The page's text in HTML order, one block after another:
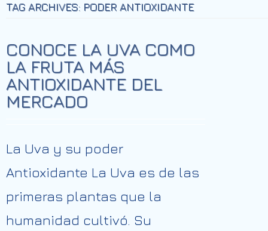
TAG ARCHIVES: PODER ANTIOXIDANTE
CONOCE LA UVA COMO
LA FRUTA MÁS
ANTIOXIDANTE DEL
MERCADO
La Uva y su poder
Antioxidante La Uva es de las
primeras plantas que la
humanidad cultivó. Su